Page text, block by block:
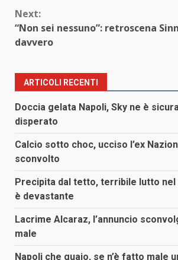
Next:
“Non sei nessuno”: retroscena
davvero
ARTICOLI RECENTI
Doccia gelata Napoli, Sky ne è
disperato
Calcio sotto choc, ucciso l’ex
sconvolto
Precipita dal tetto, terribile lutto nel
è devastante
Lacrime Alcaraz, l’annuncio
male
Napoli che guaio, se n’è fatto male